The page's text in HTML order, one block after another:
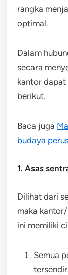
rangka
optimal.
Dalam
secara
kantor dapat
berikut.
Baca juga
budaya
1. Asas
Dilihat dari
maka
ini memiliki
Semua